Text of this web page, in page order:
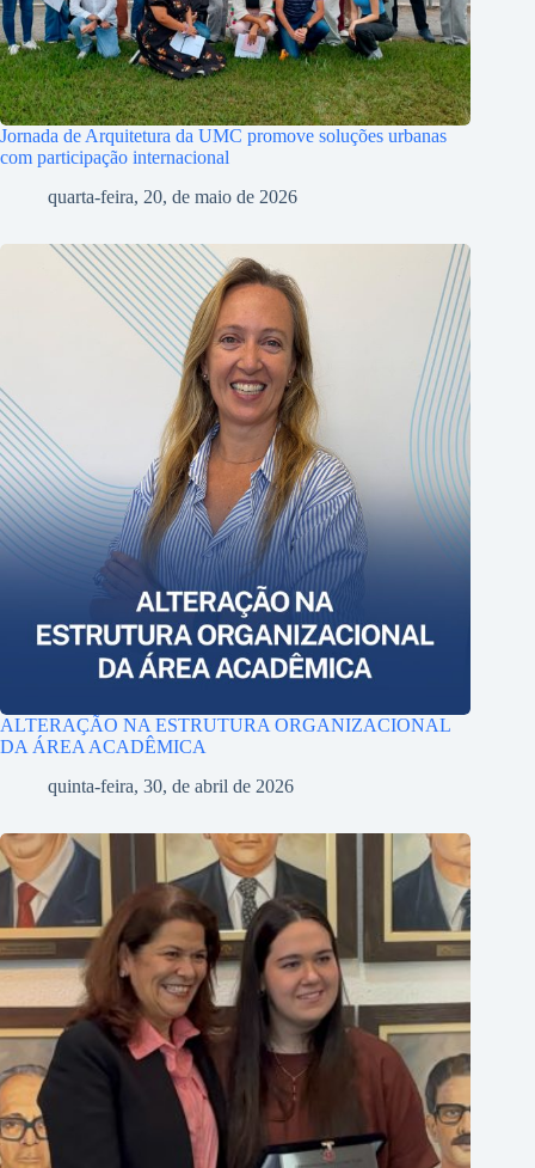
Jornada de Arquitetura da UMC promove soluções urbanas
com participação internacional
quarta-feira, 20, de maio de 2026
ALTERAÇÃO NA ESTRUTURA ORGANIZACIONAL
DA ÁREA ACADÊMICA
quinta-feira, 30, de abril de 2026